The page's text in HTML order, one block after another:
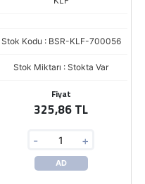
Stok Kodu : BSR-KLF-700056
Stok Miktarı : Stokta Var
Fiyat
325,86 TL
- +
AD